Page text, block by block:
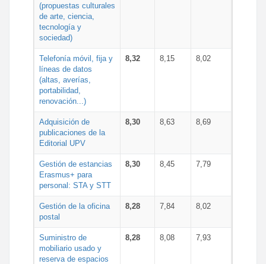
(propuestas culturales
de arte, ciencia,
tecnología y
sociedad)
Telefonía móvil, fija y
líneas de datos
(altas, averías,
portabilidad,
renovación...)
8,32 8,15 8,02
Adquisición de
publicaciones de la
Editorial UPV
8,30 8,63 8,69
Gestión de estancias
Erasmus+ para
personal: STA y STT
8,30 8,45 7,79
Gestión de la oficina
postal
8,28 7,84 8,02
Suministro de
mobiliario usado y
reserva de espacios
8,28 8,08 7,93